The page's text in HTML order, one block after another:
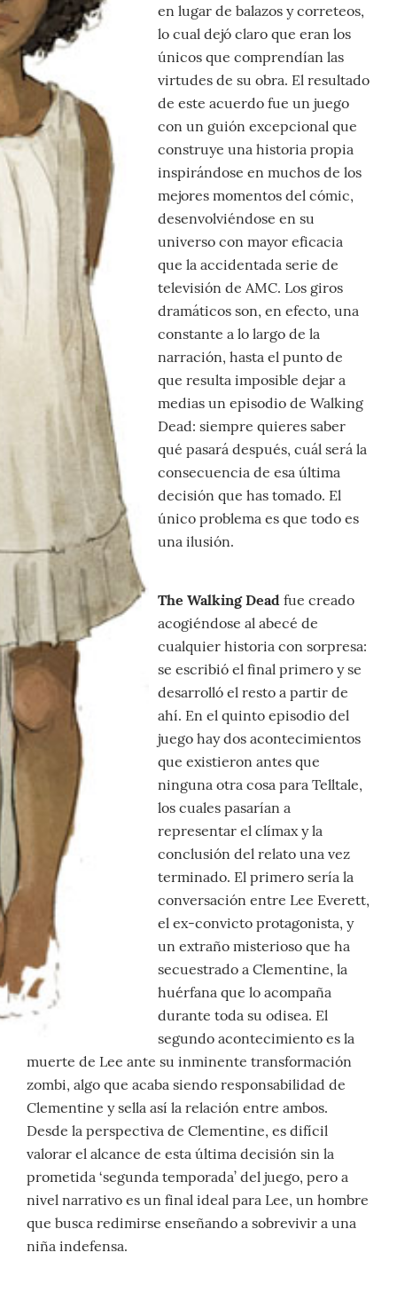
en lugar de balazos y correteos,
lo cual dejó claro que eran los
únicos que comprendían las
virtudes de su obra. El resultado
de este acuerdo fue un juego
con un guión excepcional que
construye una historia propia
inspirándose en muchos de los
mejores momentos del cómic,
desenvolviéndose en su
universo con mayor eficacia
que la accidentada serie de
televisión de AMC. Los giros
dramáticos son, en efecto, una
constante a lo largo de la
narración, hasta el punto de
que resulta imposible dejar a
medias un episodio de Walking
Dead: siempre quieres saber
qué pasará después, cuál será la
consecuencia de esa última
decisión que has tomado. El
único problema es que todo es
una ilusión.
The Walking Dead fue creado
acogiéndose al abecé de
cualquier historia con sorpresa:
se escribió el final primero y se
desarrolló el resto a partir de
ahí. En el quinto episodio del
juego hay dos acontecimientos
que existieron antes que
ninguna otra cosa para Telltale,
los cuales pasarían a
representar el clímax y la
conclusión del relato una vez
terminado. El primero sería la
conversación entre Lee Everett,
el ex-convicto protagonista, y
un extraño misterioso que ha
secuestrado a Clementine, la
huérfana que lo acompaña
durante toda su odisea. El
segundo acontecimiento es la
muerte de Lee ante su inminente transformación
zombi, algo que acaba siendo responsabilidad de
Clementine y sella así la relación entre ambos.
Desde la perspectiva de Clementine, es difícil
valorar el alcance de esta última decisión sin la
prometida ‘segunda temporada’ del juego, pero a
nivel narrativo es un final ideal para Lee, un hombre
que busca redimirse enseñando a sobrevivir a una
niña indefensa.